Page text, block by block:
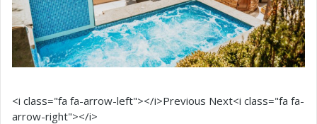
<i class="fa fa-arrow-left"></i>Previous Next<i class="fa fa-
arrow-right"></i>